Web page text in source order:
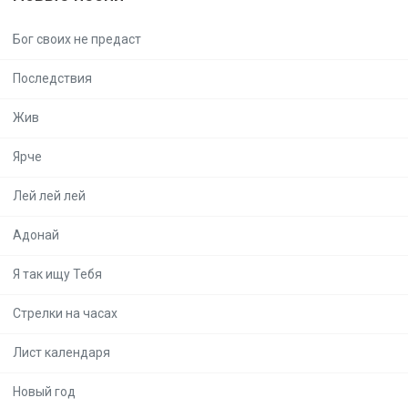
Бог своих не предаст
Последствия
Жив
Ярче
Лей лей лей
Адонай
Я так ищу Тебя
Стрелки на часах
Лист календаря
Новый год